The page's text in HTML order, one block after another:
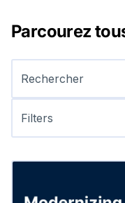
Parcourez
Filters